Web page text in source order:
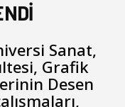
Sanat,
Grafik
Desen